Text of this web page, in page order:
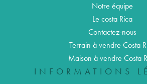
Notre équipe
Le costa Rica
Contactez-nous
Terrain à vendre Costa
Maison à vendre Costa
INFORMATIONS